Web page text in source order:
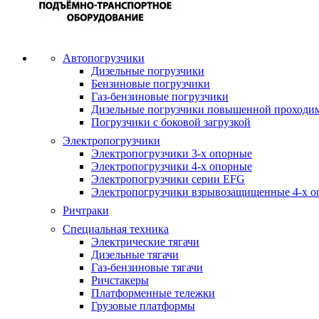
Автопогрузчики
Дизельные погрузчики
Бензиновые погрузчики
Газ-бензиновые погрузчики
Дизельные погрузчики повышенной
Погрузчики с боковой загрузкой
Электропогрузчики
Электропогрузчики 3-х опорные
Электропогрузчики 4-х опорные
Электропогрузчики серии EFG
Электропогрузчики взрывозащищенные 4-х
Ричтраки
Специальная техника
Электрические тягачи
Дизельные тягачи
Газ-бензиновые тягачи
Ричстакеры
Платформенные тележки
Грузовые платформы